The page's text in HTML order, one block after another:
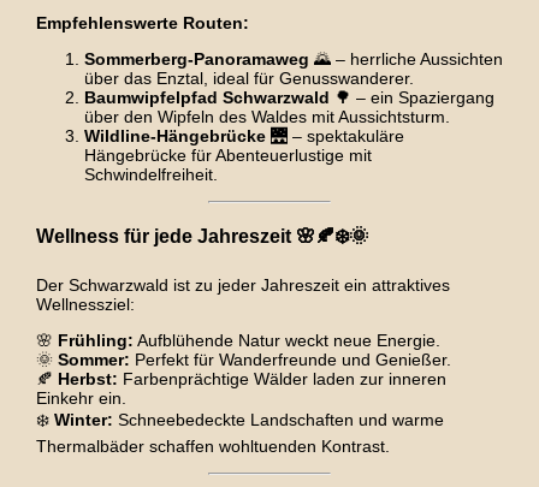
Empfehlenswerte Routen:
Sommerberg-Panoramaweg 🌄 – herrliche Aussichten
über das Enztal, ideal für Genusswanderer.
Baumwipfelpfad Schwarzwald 🌳 – ein Spaziergang
über den Wipfeln des Waldes mit Aussichtsturm.
Wildline-Hängebrücke🌉 – spektakuläre
Hängebrücke für Abenteuerlustige mit
Schwindelfreiheit.
Wellness für jede Jahreszeit 🌸🍂❄️🌞
Der Schwarzwald ist zu jeder Jahreszeit ein attraktives
Wellnessziel:
🌸 Frühling: Aufblühende Natur weckt neue Energie.
🌞 Sommer: Perfekt für Wanderfreunde und Genießer.
🍂 Herbst: Farbenprächtige Wälder laden zur inneren
Einkehr ein.
❄️ Winter: Schneebedeckte Landschaften und warme
Thermalbäder schaffen wohltuenden Kontrast.